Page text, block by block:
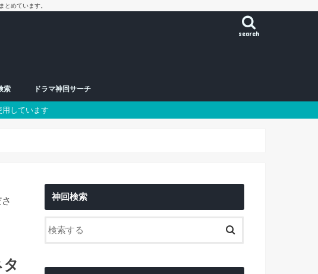
とめています。
search
ャル
索 ドラマ神回サーチ
しています
神回検索